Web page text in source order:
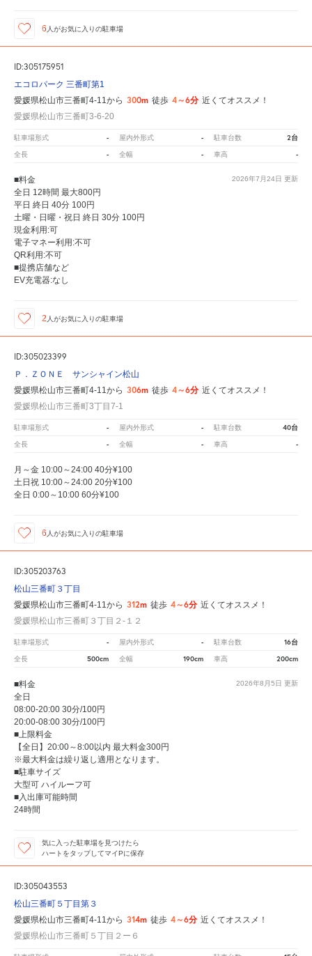
6 人がお気に入りの駐車場
ID:305175951
エコロパーク 三番町第1
愛媛県松山市三番町4-11から 300m 徒歩 4～6分 近くてオススメ！
愛媛県松山市三番町3-6-20
駐車場形式 - 屋内外形式 - 駐車台数 2台
全長 - 全幅 - 車高 -
2026年7月24日 更新
■料金
全日 12時間 最大800円
平日 終日 40分 100円
土曜・日曜・祝日 終日 30分 100円
現金利用:可
電子マネー利用:不可
QR利用:不可
■提携店舗など
EV充電器:なし
2 人がお気に入りの駐車場
ID:305023399
Ｐ．ＺＯＮＥ サンシャイン松山
愛媛県松山市三番町4-11から 306m 徒歩 4～6分 近くてオススメ！
愛媛県松山市三番町3丁目7-1
駐車場形式 - 屋内外形式 - 駐車台数 40台
全長 - 全幅 - 車高 -
月～金 10:00～24:00 40分¥100
土日祝 10:00～24:00 20分¥100
全日 0:00～10:00 60分¥100
6 人がお気に入りの駐車場
ID:305203763
松山三番町３丁目
愛媛県松山市三番町4-11から 312m 徒歩 4～6分 近くてオススメ！
愛媛県松山市三番町３丁目２‐１２
駐車場形式 - 屋内外形式 - 駐車台数 16台
全長 500cm 全幅 190cm 車高 200cm
2026年8月5日 更新
■料金
全日
08:00-20:00 30分/100円
20:00-08:00 30分/100円
■上限料金
【全日】20:00～8:00以内 最大料金300円
※最大料金は繰り返し適用となります。
■駐車サイズ
大型可 ハイルーフ可
■入出庫可能時間
24時間
気に入った駐車場を見つけたら
ハートをタップしてマイPに保存
ID:305043553
松山三番町５丁目第３
愛媛県松山市三番町4-11から 314m 徒歩 4～6分 近くてオススメ！
愛媛県松山市三番町５丁目２ー６